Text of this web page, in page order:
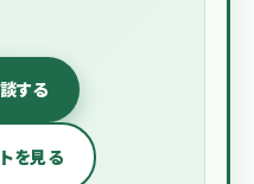
する
を見る